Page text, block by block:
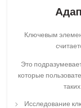
Ключевым
Это
которые
Исследование